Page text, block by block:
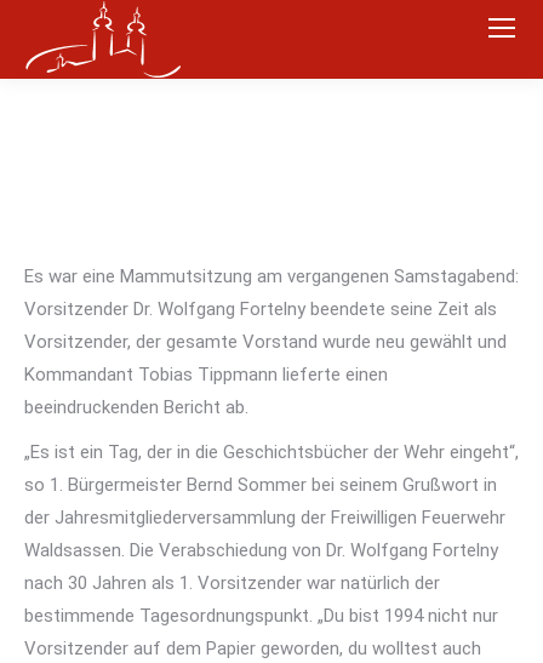
Es war eine Mammutsitzung am vergangenen Samstagabend:
Vorsitzender Dr. Wolfgang Fortelny beendete seine Zeit als
Vorsitzender, der gesamte Vorstand wurde neu gewählt und
Kommandant Tobias Tippmann lieferte einen
beeindruckenden Bericht ab.
„Es ist ein Tag, der in die Geschichtsbücher der Wehr eingeht“,
so 1. Bürgermeister Bernd Sommer bei seinem Grußwort in
der Jahresmitgliederversammlung der Freiwilligen Feuerwehr
Waldsassen. Die Verabschiedung von Dr. Wolfgang Fortelny
nach 30 Jahren als 1. Vorsitzender war natürlich der
bestimmende Tagesordnungspunkt. „Du bist 1994 nicht nur
Vorsitzender auf dem Papier geworden, du wolltest auch